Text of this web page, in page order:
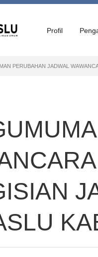
Profil
PERUBAHAN JADWAL